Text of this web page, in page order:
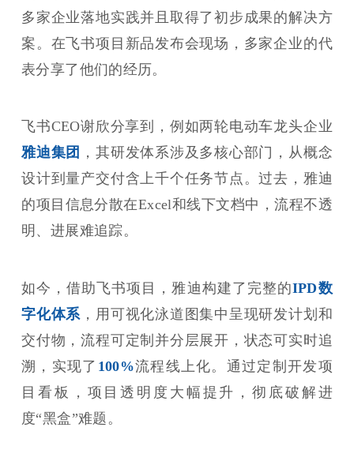
多家企业落地实践并且取得了初步成果的解决方
案。在飞书项目新品发布会现场，多家企业的代
表分享了他们的经历。
飞书CEO谢欣分享到，例如两轮电动车龙头企业
雅迪集团 ，其研发体系涉及多核心部门，从概念
设计到量产交付含上千个任务节点。过去，雅迪
的项目信息分散在Excel和线下文档中，流程不透
明、进展难追踪。
如今，借助飞书项目，雅迪构建了完整的IPD数
字化体系 ，用可视化泳道图集中呈现研发计划和
交付物，流程可定制并分层展开，状态可实时追
溯，实现了 100%流程线上化。通过定制开发项
目看板，项目透明度大幅提升，彻底破解进
度“黑盒”难题。